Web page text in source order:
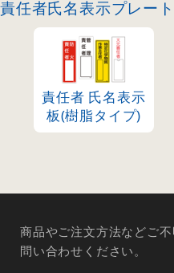
責任者氏名表示プレー
責任者 氏名表示
板(樹脂タイプ)
商品やご注文方法などご
問い合わせください。